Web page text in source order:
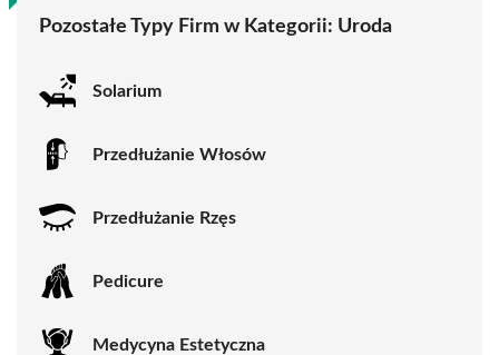
Pozostałe Typy Firm w Kategorii: Uroda
Solarium
Przedłużanie Włosów
Przedłużanie Rzęs
Pedicure
Medycyna Estetyczna